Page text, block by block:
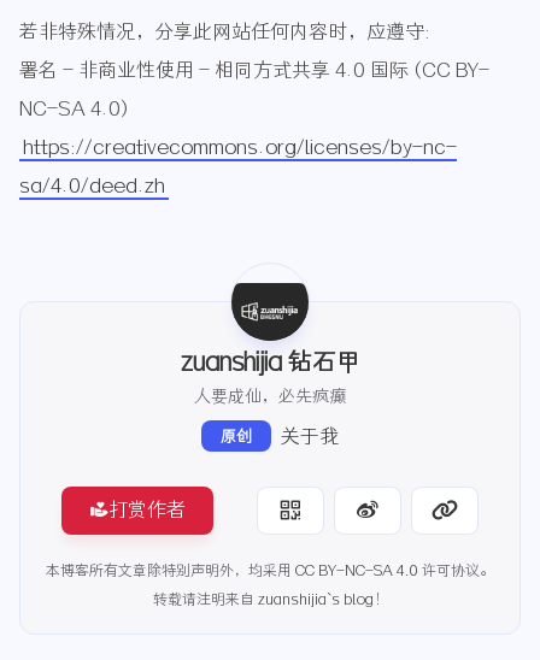
若非特殊情况，分享此网站任何内容时，应遵守:
署名 - 非商业性使用 - 相同方式共享 4.0 国际 (CC BY-
NC-SA 4.0)
https://creativecommons.org/licenses/by-nc-
sa/4.0/deed.zh
zuanshijia 钻石甲
人要成仙，必先疯癫
原创 关于我
打赏作者
本博客所有文章除特别声明外，均采用 CC BY-NC-SA 4.0 许可协议。
转载请注明来自 zuanshijia`s blog ！